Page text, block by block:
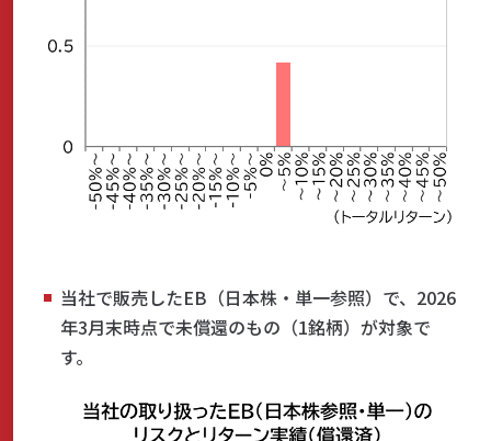
当社で販売したEB（日本株・単一参照）で、2026
年3月末時点で未償還のもの（1銘柄）が対象で
す。